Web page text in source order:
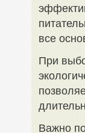
все
При
Важно